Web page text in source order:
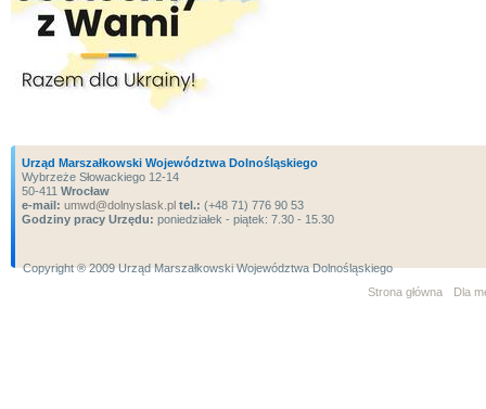
Urząd Marszałkowski Województwa Dolnośląskiego
Wybrzeże Słowackiego 12-14
50-411 Wrocław
e-mail: umwd@dolnyslask.pl tel.: (+48 71) 776 90 53
Godziny pracy Urzędu: poniedziałek - piątek: 7.30 - 15.30
Copyright ® 2009 Urząd Marszałkowski Województwa Dolnośląskiego
Strona główna
Dla